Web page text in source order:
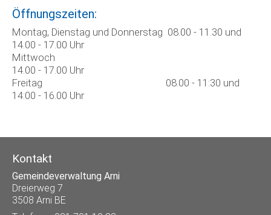
Öffnungszeiten:
Montag, Dienstag und Donnerstag 08.00 - 11.30 und
14.00 - 17.00 Uhr
Mittwoch
14.00 - 17.00 Uhr
Freitag 08.00 - 11:30 und
14:00 - 16.00 Uhr
Kontakt
Gemeindeverwaltung Arni
Dreierweg 7
3508 Arni BE